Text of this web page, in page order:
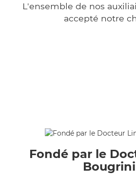
L'ensemble de nos
accepté notre
Fondé par le
Bougrini